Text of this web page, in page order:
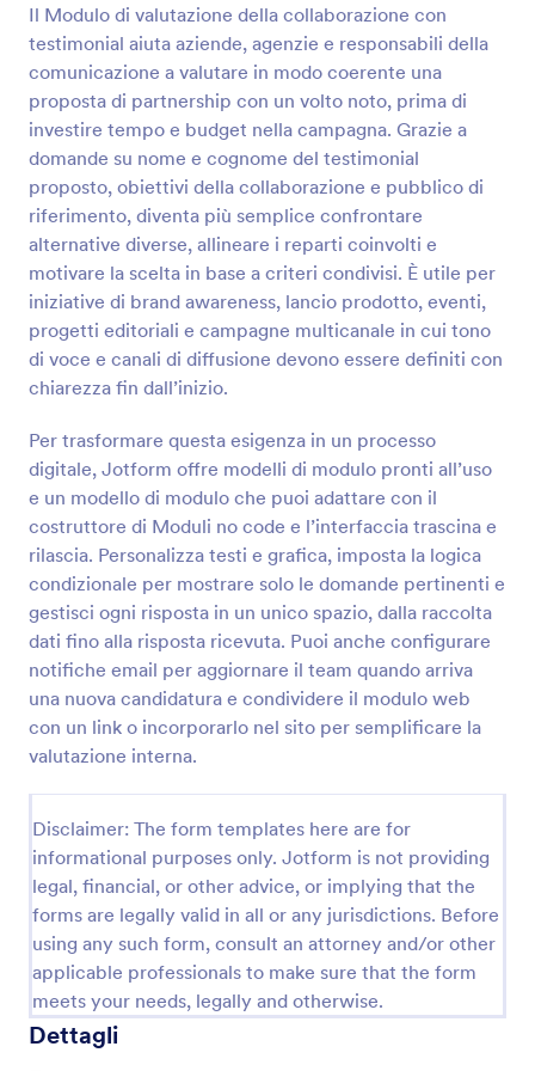
Il Modulo di valutazione della collaborazione con
testimonial aiuta aziende, agenzie e responsabili della
comunicazione a valutare in modo coerente una
proposta di partnership con un volto noto, prima di
investire tempo e budget nella campagna. Grazie a
domande su nome e cognome del testimonial
proposto, obiettivi della collaborazione e pubblico di
riferimento, diventa più semplice confrontare
alternative diverse, allineare i reparti coinvolti e
motivare la scelta in base a criteri condivisi. È utile per
iniziative di brand awareness, lancio prodotto, eventi,
progetti editoriali e campagne multicanale in cui tono
di voce e canali di diffusione devono essere definiti con
chiarezza fin dall’inizio.
Per trasformare questa esigenza in un processo
digitale, Jotform offre modelli di modulo pronti all’uso
e un modello di modulo che puoi adattare con il
costruttore di Moduli no code e l’interfaccia trascina e
rilascia. Personalizza testi e grafica, imposta la logica
condizionale per mostrare solo le domande pertinenti e
gestisci ogni risposta in un unico spazio, dalla raccolta
dati fino alla risposta ricevuta. Puoi anche configurare
notifiche email per aggiornare il team quando arriva
una nuova candidatura e condividere il modulo web
con un link o incorporarlo nel sito per semplificare la
valutazione interna.
Disclaimer: The form templates here are for
informational purposes only. Jotform is not providing
legal, financial, or other advice, or implying that the
forms are legally valid in all or any jurisdictions. Before
using any such form, consult an attorney and/or other
applicable professionals to make sure that the form
meets your needs, legally and otherwise.
Dettagli
Anteprima
Modulo Di Collaborazione Con Influencer
Raccogli richieste di collaborazione da influencer e
creator con il Modulo di collaborazione con
influencer, utile per brand e agenzie che vogliono
gestire la raccolta dati e ogni risposta del modulo in
modo ordinato con Jotform.
Go to Category:
Moduli per Influencer
Anteprima